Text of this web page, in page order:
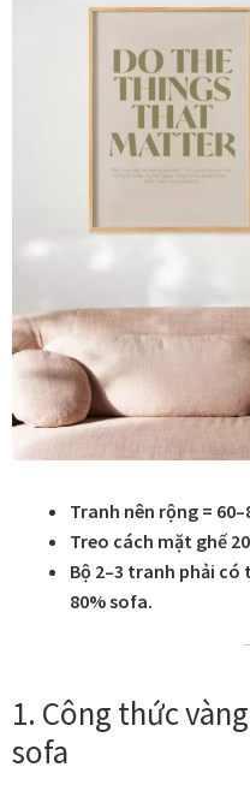
Liên Hoa – Tranh hoa
Reflections by the River
Saigon In Monochrome
Thịnh Vượng Collection
Tranh ánh kim Collection
Tranh điêu khắc gỗ
Tranh sơn mài Thư Pháp
Viên Dung Collection
Tranh chim sếu nghệ thuật
Tranh nên rộng =
Treo cách mặt ghế
Bộ 2–3 tranh phải
80% sofa.
1. Công thức
sofa